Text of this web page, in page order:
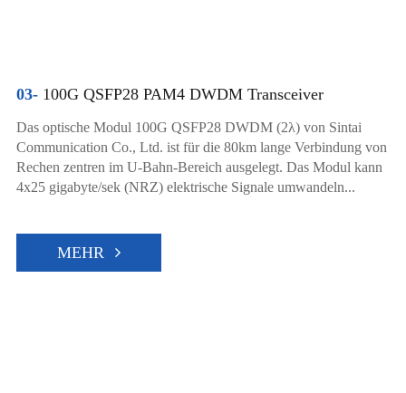
03-100G QSFP28 PAM4 DWDM Transceiver
Das optische Modul 100G QSFP28 DWDM (2λ) von Sintai
Communication Co., Ltd. ist für die 80km lange Verbindung von
Rechen zentren im U-Bahn-Bereich ausgelegt. Das Modul kann
4x25 gigabyte/sek (NRZ) elektrische Signale umwandeln...
MEHR